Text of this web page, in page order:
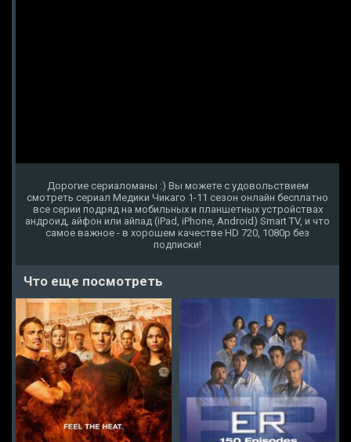
Дорогие сериаломаны :) Вы можете с удовольствием
смотреть сериал Медики Чикаго 1-11 сезон онлайн бесплатно
все серии подряд на мобильных и планшетных устройствах
андроид, айфон или айпад (iPad, iPhone, Android) Smart TV, и что
самое важное - в хорошем качестве HD 720, 1080p без
подписки!
Что еще посмотреть